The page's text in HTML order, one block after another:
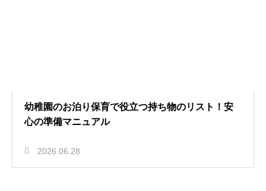
幼稚園のお泊り保育で役立つ持ち物のリスト！安
心の準備マニュアル
2026.06.28